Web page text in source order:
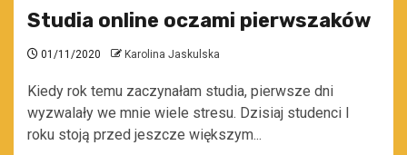
Studia online oczami pierwszaków
01/11/2020 Karolina Jaskulska
Kiedy rok temu zaczynałam studia, pierwsze dni
wyzwalały we mnie wiele stresu. Dzisiaj studenci I
roku stoją przed jeszcze większym...